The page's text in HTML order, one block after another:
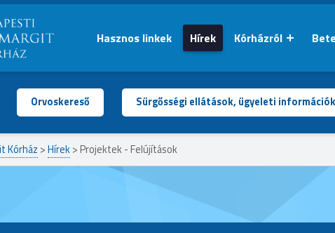
Hasznos linkek Hírek Kórházról
Orvoskereső Sürgősségi ellátások, ügyeleti információk
Kórház >Hírek> Projektek - Felújítások